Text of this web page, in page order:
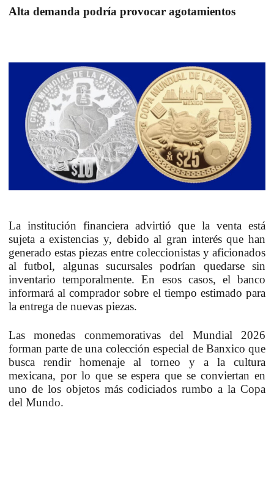
Alta demanda podría provocar agotamientos
La institución financiera advirtió que la venta está
sujeta a existencias y, debido al gran interés que han
generado estas piezas entre coleccionistas y aficionados
al futbol, algunas sucursales podrían quedarse sin
inventario temporalmente. En esos casos, el banco
informará al comprador sobre el tiempo estimado para
la entrega de nuevas piezas.
Las monedas conmemorativas del Mundial 2026
forman parte de una colección especial de Banxico que
busca rendir homenaje al torneo y a la cultura
mexicana, por lo que se espera que se conviertan en
uno de los objetos más codiciados rumbo a la Copa
del Mundo.